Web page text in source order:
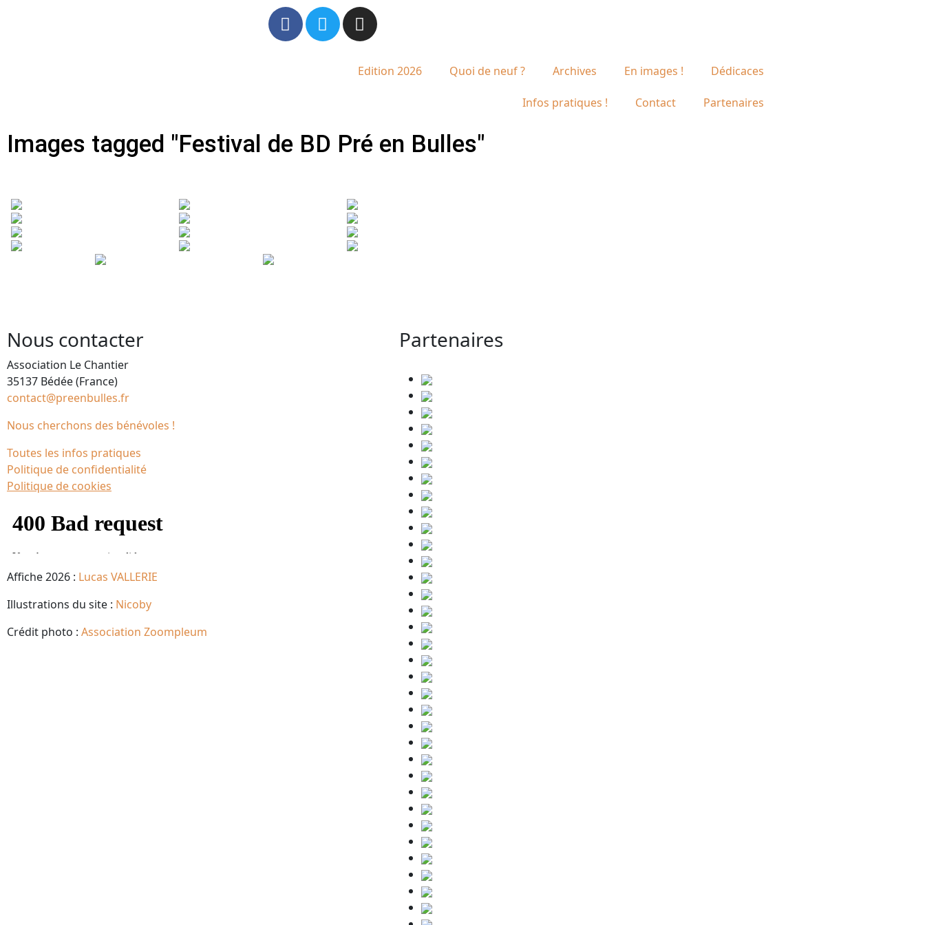
Edition 2026 Quoi de neuf ? Archives En images ! Dédicaces
Infos pratiques ! Contact Partenaires
Images tagged "Festival de BD Pré en Bulles"
Nous contacter
Association Le Chantier
35137 Bédée (France)
contact@preenbulles.fr
Nous cherchons des bénévoles !
Toutes les infos pratiques
Politique de confidentialité
Politique de cookies
Affiche 2026 : Lucas VALLERIE
Illustrations du site : Nicoby
Crédit photo : Association Zoompleum
Partenaires